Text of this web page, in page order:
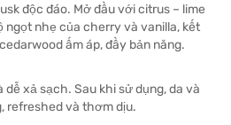
độc đáo. Mở đầu với citrus – lime
ngọt nhẹ của cherry và vanilla, kết
ấm áp, đầy bản năng.
xả sạch. Sau khi sử dụng, da và
refreshed và thơm dịu.